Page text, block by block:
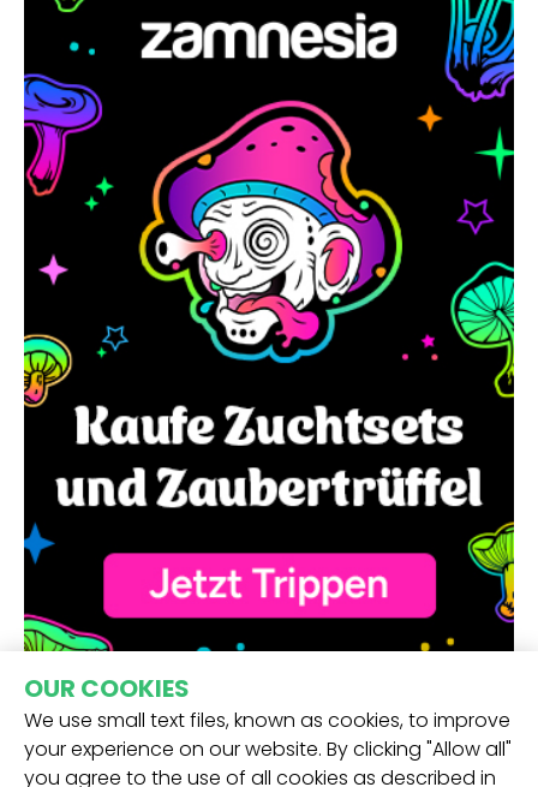
OUR COOKIES
We use small text files, known as cookies, to improve
your experience on our website. By clicking "Allow all"
you agree to the use of all cookies as described in